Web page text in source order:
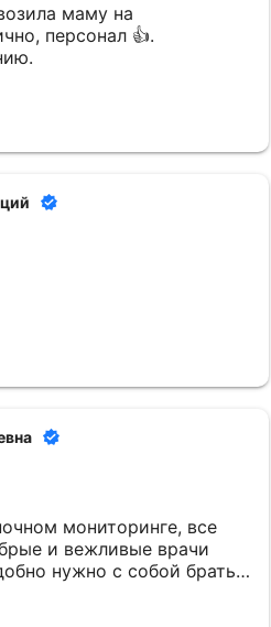
маму на
персонал 👍.
мониторинге, все
и вежливые врачи
нужно с собой брать
ребенку